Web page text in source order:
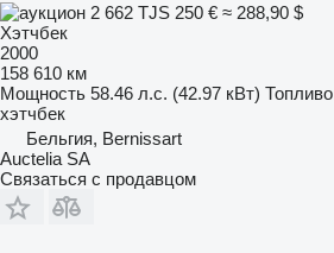
2 662 TJS 250 € ≈ 288,90 $
Хэтчбек
2000
158 610 км
Мощность 58.46 л.с. (42.97 кВт) Топливо
хэтчбек
Бельгия, Bernissart
Auctelia SA
Связаться с продавцом